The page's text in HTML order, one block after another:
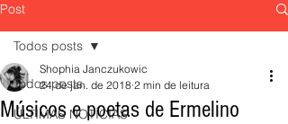
Post
Todos posts
ÚLTIMAS NOTÍCIAS
Todos posts
Músicos e poetas de Ermelino
Shophia Janczukowic
24 de jan. de 2018 2 min de leitura